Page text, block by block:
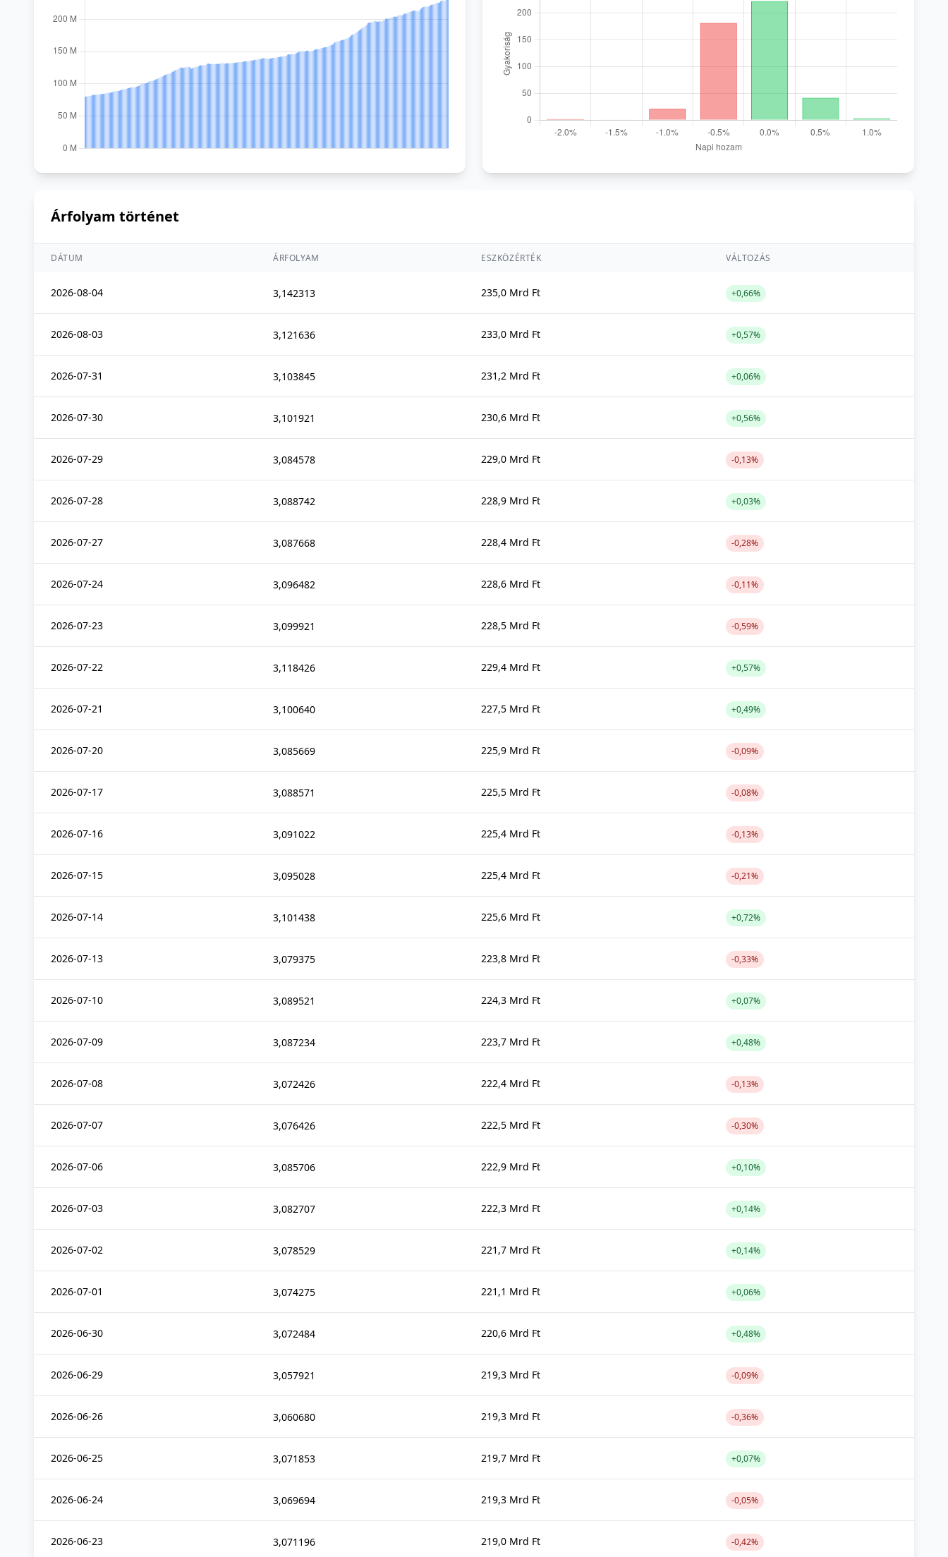
Árfolyam történet
DÁTUM ÁRFOLYAM ESZKÖZÉRTÉK VÁLTOZÁS
2026-08-04 3,142313 235,0 Mrd Ft +0,66%
2026-08-03 3,121636 233,0 Mrd Ft +0,57%
2026-07-31 3,103845 231,2 Mrd Ft +0,06%
2026-07-30 3,101921 230,6 Mrd Ft +0,56%
2026-07-29 3,084578 229,0 Mrd Ft -0,13%
2026-07-28 3,088742 228,9 Mrd Ft +0,03%
2026-07-27 3,087668 228,4 Mrd Ft -0,28%
2026-07-24 3,096482 228,6 Mrd Ft -0,11%
2026-07-23 3,099921 228,5 Mrd Ft -0,59%
2026-07-22 3,118426 229,4 Mrd Ft +0,57%
2026-07-21 3,100640 227,5 Mrd Ft +0,49%
2026-07-20 3,085669 225,9 Mrd Ft -0,09%
2026-07-17 3,088571 225,5 Mrd Ft -0,08%
2026-07-16 3,091022 225,4 Mrd Ft -0,13%
2026-07-15 3,095028 225,4 Mrd Ft -0,21%
2026-07-14 3,101438 225,6 Mrd Ft +0,72%
2026-07-13 3,079375 223,8 Mrd Ft -0,33%
2026-07-10 3,089521 224,3 Mrd Ft +0,07%
2026-07-09 3,087234 223,7 Mrd Ft +0,48%
2026-07-08 3,072426 222,4 Mrd Ft -0,13%
2026-07-07 3,076426 222,5 Mrd Ft -0,30%
2026-07-06 3,085706 222,9 Mrd Ft +0,10%
2026-07-03 3,082707 222,3 Mrd Ft +0,14%
2026-07-02 3,078529 221,7 Mrd Ft +0,14%
2026-07-01 3,074275 221,1 Mrd Ft +0,06%
2026-06-30 3,072484 220,6 Mrd Ft +0,48%
2026-06-29 3,057921 219,3 Mrd Ft -0,09%
2026-06-26 3,060680 219,3 Mrd Ft -0,36%
2026-06-25 3,071853 219,7 Mrd Ft +0,07%
2026-06-24 3,069694 219,3 Mrd Ft -0,05%
2026-06-23 3,071196 219,0 Mrd Ft -0,42%